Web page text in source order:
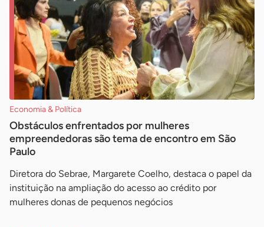
Economia & Política
Obstáculos enfrentados por mulheres
empreendedoras são tema de encontro em São
Paulo
Diretora do Sebrae, Margarete Coelho, destaca o papel da
instituição na ampliação do acesso ao crédito por
mulheres donas de pequenos negócios